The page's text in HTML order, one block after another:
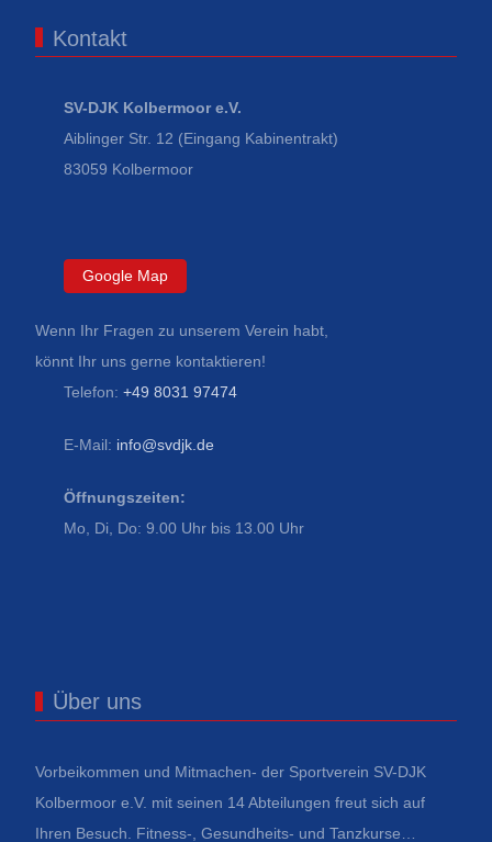
Kontakt
SV-DJK Kolbermoor e.V.
Aiblinger Str. 12 (Eingang Kabinentrakt)
83059 Kolbermoor
Google Map
Wenn Ihr Fragen zu unserem Verein habt,
könnt Ihr uns gerne kontaktieren!
Telefon: +49 8031 97474
E-Mail: info@svdjk.de
Öffnungszeiten:
Mo, Di, Do: 9.00 Uhr bis 13.00 Uhr
Über uns
Vorbeikommen und Mitmachen- der Sportverein SV-DJK
Kolbermoor e.V. mit seinen 14 Abteilungen freut sich auf
Ihren Besuch. Fitness-, Gesundheits- und Tanzkurse…